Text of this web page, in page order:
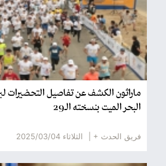
ماراثون الكشف عن تفاصيل التحضيرات
البحر الميت بنسخته الـ29
فريق الحدث + | الثلاثاء 2025/03/04